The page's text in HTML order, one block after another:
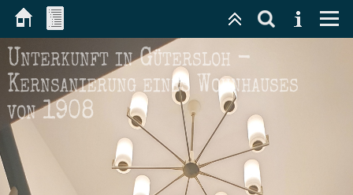
Unterkunft in Gütersloh -
Kernsanierung eines Wohnhauses
von 1908